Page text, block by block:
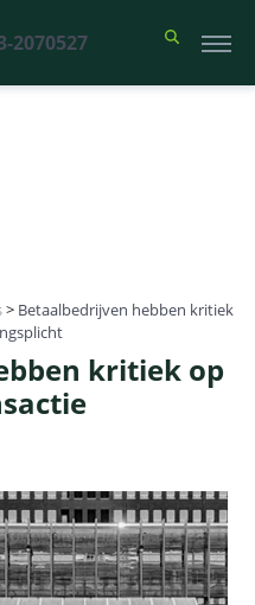
2070527
> Betaalbedrijven hebben kritiek
kritiek op